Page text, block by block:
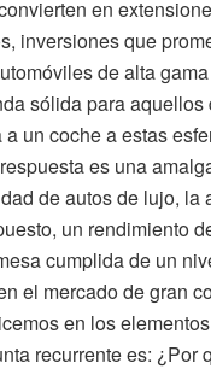
en
inversiones que
de alta
sólida para
un coche a estas
es una
de autos de lujo,
un rendimiento
cumplida de un
el mercado de gran
en los
recurrente es: